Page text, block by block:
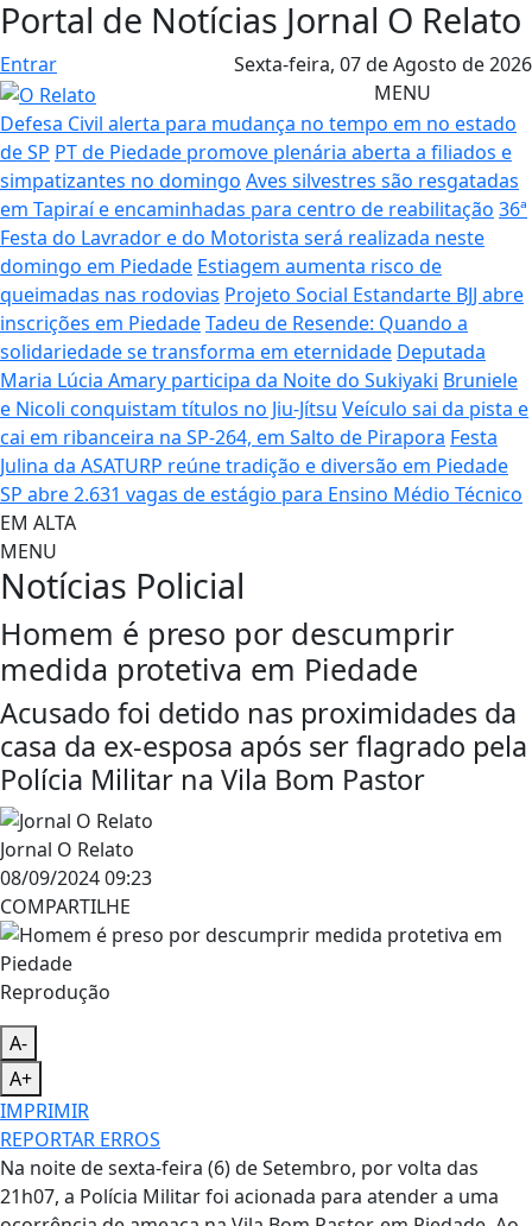
Portal de Notícias Jornal O Relato
Entrar Sexta-feira, 07 de Agosto de 2026
MENU
Defesa Civil alerta para mudança no tempo em no estado
de SP PT de Piedade promove plenária aberta a filiados e
simpatizantes no domingo Aves silvestres são resgatadas
em Tapiraí e encaminhadas para centro de reabilitação 36ª
Festa do Lavrador e do Motorista será realizada neste
domingo em Piedade Estiagem aumenta risco de
queimadas nas rodovias Projeto Social Estandarte BJJ abre
inscrições em PiedadeTadeu de Resende: Quando a
solidariedade se transforma em eternidade Deputada
Maria Lúcia Amary participa da Noite do Sukiyaki Bruniele
e Nicoli conquistam títulos no Jiu-Jítsu Veículo sai da pista e
cai em ribanceira na SP-264, em Salto de Pirapora Festa
Julina da ASATURP reúne tradição e diversão em Piedade
SP abre 2.631 vagas de estágio para Ensino Médio Técnico
EM ALTA
MENU
Notícias Policial
Homem é preso por descumprir
medida protetiva em Piedade
Acusado foi detido nas proximidades da
casa da ex-esposa após ser flagrado pela
Polícia Militar na Vila Bom Pastor
Jornal O Relato
08/09/2024 09:23
COMPARTILHE
Reprodução
A-
A+
IMPRIMIR
REPORTAR ERROS
Na noite de sexta-feira (6) de Setembro, por volta das
21h07, a Polícia Militar foi acionada para atender a uma